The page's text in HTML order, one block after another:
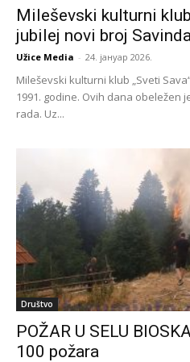
Mileševski kulturni
jubilej novi broj
Užice Media - 24. јануар 2026.
Mileševski kulturni klub „Sveti
1991. godine. Ovih dana obeležen
rada. Uz...
Društvo
POŽAR U SELU
100 požara